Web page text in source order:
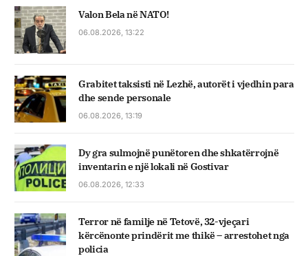
Valon Bela në NATO!
06.08.2026, 13:22
Grabitet taksisti në Lezhë, autorët i vjedhin para
dhe sende personale
06.08.2026, 13:19
Dy gra sulmojnë punëtoren dhe shkatërrojnë
inventarin e një lokali në Gostivar
06.08.2026, 12:33
Terror në familje në Tetovë, 32-vjeçari
kërcënonte prindërit me thikë – arrestohet nga
policia